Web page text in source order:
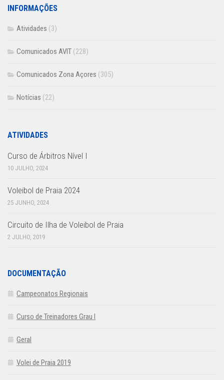
INFORMAÇÕES
Atividades (3)
Comunicados AVIT (228)
Comunicados Zona Açores (305)
Notícias (22)
ATIVIDADES
Curso de Árbitros Nível I
10 JULHO, 2024
Voleibol de Praia 2024
25 JUNHO, 2024
Circuito de Ilha de Voleibol de Praia
2 JULHO, 2019
DOCUMENTAÇÃO
Campeonatos Regionais
Curso de Treinadores Grau I
Geral
Volei de Praia 2019